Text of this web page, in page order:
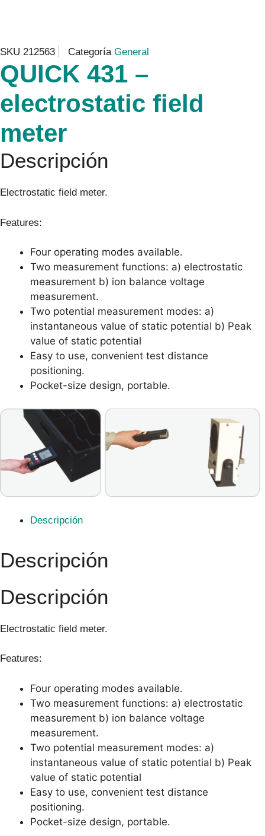
SKU 212563 Categoría General
QUICK 431 –
electrostatic field
meter
Descripción
Electrostatic field meter.
Features:
Four operating modes available.
Two measurement functions: a) electrostatic
measurement b) ion balance voltage
measurement.
Two potential measurement modes: a)
instantaneous value of static potential b) Peak
value of static potential
Easy to use, convenient test distance
positioning.
Pocket-size design, portable.
Descripción
Descripción
Descripción
Electrostatic field meter.
Features:
Four operating modes available.
Two measurement functions: a) electrostatic
measurement b) ion balance voltage
measurement.
Two potential measurement modes: a)
instantaneous value of static potential b) Peak
value of static potential
Easy to use, convenient test distance
positioning.
Pocket-size design, portable.